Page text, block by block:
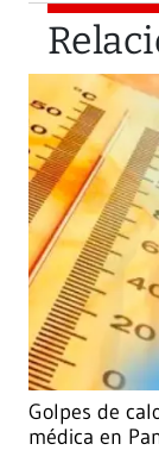
Golpes de
médica en